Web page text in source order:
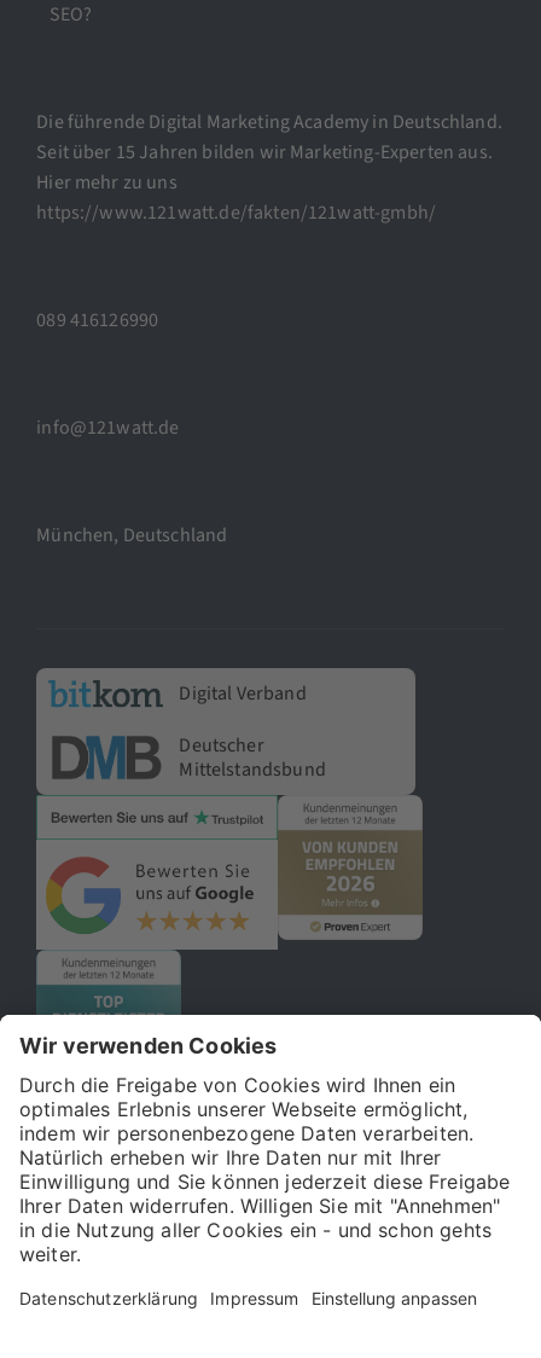
SEO?
Die führende Digital Marketing Academy in Deutschland.
Seit über 15 Jahren bilden wir Marketing-Experten aus.
Hier mehr zu uns
https://www.121watt.de/fakten/121watt-gmbh/
089 416126990
info@121watt.de
München, Deutschland
Digital Verband
Deutscher
Mittelstandsbund
© 2026 121WATT GmbH
Über uns
Allgemeine Geschäftsbedingungen